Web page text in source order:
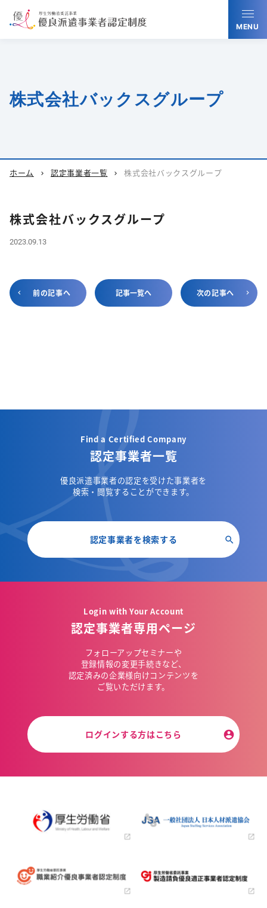
MENU
株式会社バックスグループ
ホーム chevron_right 認定事業者一覧 chevron_right 株式会社バックスグループ
株式会社バックスグループ
2023.09.13
前の記事へ 記事一覧へ 次の記事へ
Find a Certified Company
認定事業者一覧
優良派遣事業者の認定を受けた事業者を
検索・閲覧することができます。
認定事業者を検索する
Login with Your Account
認定事業者専用ページ
フォローアップセミナーや
登録情報の変更手続きなど、
認定済みの企業様向けコンテンツを
ご覧いただけます。
ログインする方はこちら